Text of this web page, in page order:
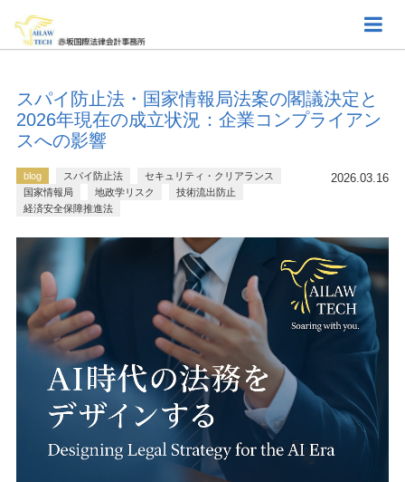
スパイ防止法・国家情報局法案の閣議決定と
2026年現在の成立状況：企業コンプライアン
スへの影響
2026.03.16
blog スパイ防止法
セキュリティ・クリアランス
国家情報局
地政学リスク
技術流出防止
経済安全保障推進法